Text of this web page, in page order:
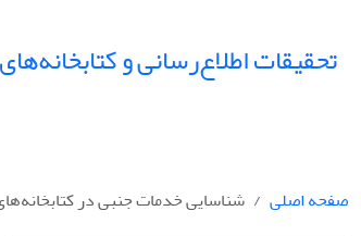
تحقیقات اطلاع‌رسانی و
صفحه اصلی شناسایی خدمات جنبی در